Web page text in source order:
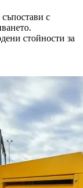
с
стойности за